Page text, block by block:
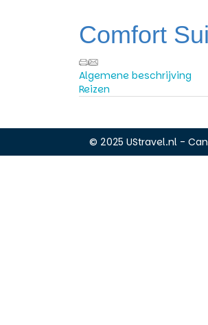
Comfort
Algemene beschrijving
Reizen
© 2025 UStravel.nl -